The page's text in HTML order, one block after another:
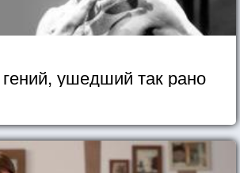
ушедший так рано